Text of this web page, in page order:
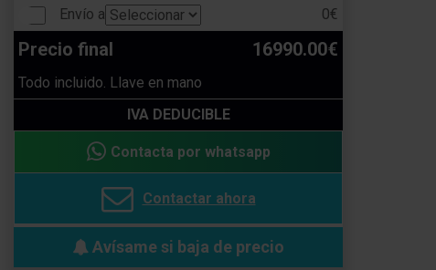
Envío a
0€
Precio final 16990.00€
Todo incluido. Llave en mano
IVA DEDUCIBLE
Contacta por whatsapp
Contactar ahora
Avísame si baja de precio